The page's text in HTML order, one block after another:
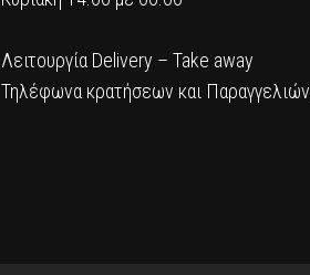
Λειτουργία Delivery – Take away
Τηλέφωνα κρατήσεων και Παραγγελιών